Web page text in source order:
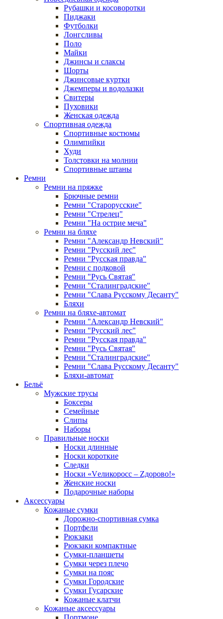
Рубашки и косоворотки
Пиджаки
Футболки
Лонгсливы
Поло
Майки
Джинсы и слаксы
Шорты
Джинсовые куртки
Джемперы и водолазки
Свитеры
Пуховики
Женская одежда
Спортивная одежда
Спортивные костюмы
Олимпийки
Худи
Толстовки на молнии
Спортивные штаны
Ремни
Ремни на пряжке
Брючные ремни
Ремни "Старорусские"
Ремни "Стрелец"
Ремни "На острие меча"
Ремни на бляхе
Ремни "Александр Невский"
Ремни "Русский лес"
Ремни "Русская правда"
Ремни с подковой
Ремни "Русь Святая"
Ремни "Сталинградские"
Ремни "Слава Русскому Десанту"
Бляхи
Ремни на бляхе-автомат
Ремни "Александр Невский"
Ремни "Русский лес"
Ремни "Русская правда"
Ремни "Русь Святая"
Ремни "Сталинградские"
Ремни "Слава Русскому Десанту"
Бляхи-автомат
Бельё
Мужские трусы
Боксеры
Семейные
Слипы
Наборы
Правильные носки
Носки длинные
Носки короткие
Следки
Носки «Vеликоросс – Zдорово!»
Женские носки
Подарочные наборы
Аксессуары
Кожаные сумки
Дорожно-спортивная сумка
Портфели
Рюкзаки
Рюкзаки компактные
Сумки-планшеты
Сумки через плечо
Сумки на пояс
Сумки Городские
Сумки Гусарские
Кожаные клатчи
Кожаные аксессуары